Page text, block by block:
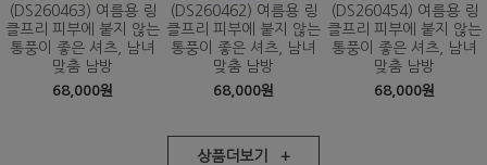
(DS260463) 여름용 링
클프리 피부에 붙지 않는
통풍이 좋은 셔츠, 남녀
맞춤 남방
68,000원
(DS260462) 여름용 링
클프리 피부에 붙지 않는
통풍이 좋은 셔츠, 남녀
맞춤 남방
68,000원
(DS260454) 여름용 링
클프리 피부에 붙지 않는
통풍이 좋은 셔츠, 남녀
맞춤 남방
68,000원
상품더보기 +